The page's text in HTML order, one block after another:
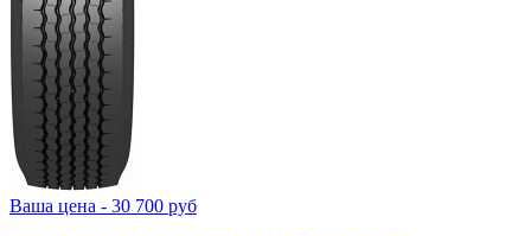
Ваша цена - 30 700 руб